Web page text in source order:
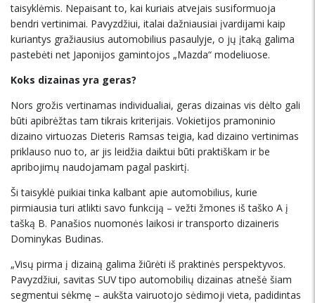
taisyklėmis. Nepaisant to, kai kuriais atvejais susiformuoja
bendri vertinimai. Pavyzdžiui, italai dažniausiai įvardijami kaip
kuriantys gražiausius automobilius pasaulyje, o jų įtaką galima
pastebėti net Japonijos gamintojos „Mazda“ modeliuose.
Koks dizainas yra geras?
Nors grožis vertinamas individualiai, geras dizainas vis dėlto gali
būti apibrėžtas tam tikrais kriterijais. Vokietijos pramoninio
dizaino virtuozas Dieteris Ramsas teigia, kad dizaino vertinimas
priklauso nuo to, ar jis leidžia daiktui būti praktiškam ir be
apribojimų naudojamam pagal paskirtį.
Ši taisyklė puikiai tinka kalbant apie automobilius, kurie
pirmiausia turi atlikti savo funkciją – vežti žmones iš taško A į
tašką B. Panašios nuomonės laikosi ir transporto dizaineris
Dominykas Budinas.
„Visų pirma į dizainą galima žiūrėti iš praktinės perspektyvos.
Pavyzdžiui, savitas SUV tipo automobilių dizainas atnešė šiam
segmentui sėkmę – aukšta vairuotojo sėdimoji vieta, padidintas